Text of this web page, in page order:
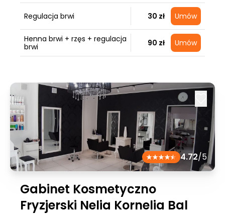
Regulacja brwi 30 zł Umów
Henna brwi + rzęs + regulacja
brwi
90 zł Umów
4.72/5
Gabinet Kosmetyczno
Fryzjerski Nelia Kornelia Bal